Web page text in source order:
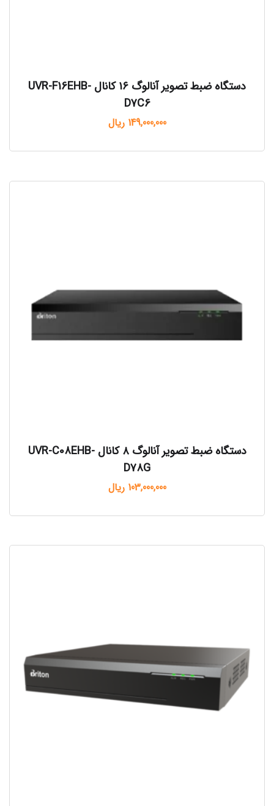
دستگاه ضبط تصویر آنالوگ ۱۶ کانال UVR-F16EHB-
D7C6
149,000,000 ریال
دستگاه ضبط تصویر آنالوگ ۸ کانال UVR-C08EHB-
D78G
103,000,000 ریال